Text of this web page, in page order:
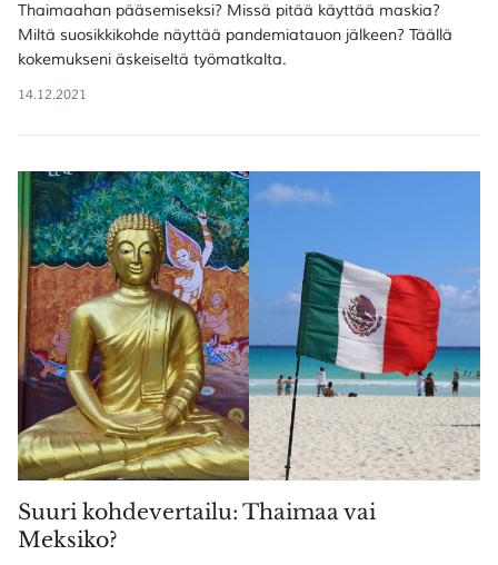
Thaimaahan pääsemiseksi? Missä pitää käyttää maskia?
Miltä suosikkikohde näyttää pandemiatauon jälkeen? Täällä
kokemukseni äskeiseltä työmatkalta.
14.12.2021
Suuri kohdevertailu: Thaimaa vai
Meksiko?